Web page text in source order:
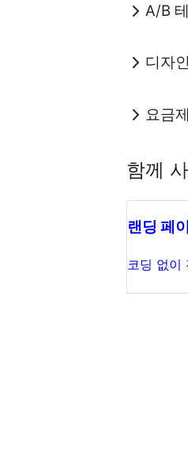
A/B
디자
요금
함께
랜딩 페
코딩 없이